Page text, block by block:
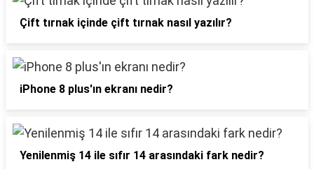
Çift tırnak içinde çift tırnak nasıl yazılır?
iPhone 8 plus'ın ekranı nedir?
Yenilenmiş 14 ile sıfır 14 arasındaki fark nedir?